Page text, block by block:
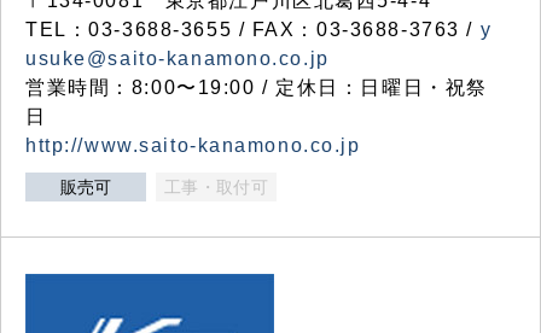
TEL：03-3688-3655 / FAX：03-3688-3763 / y
usuke@saito-kanamono.co.jp
営業時間：8:00〜19:00 / 定休日：日曜日・祝祭
日
http://www.saito-kanamono.co.jp
販売可 工事・取付可